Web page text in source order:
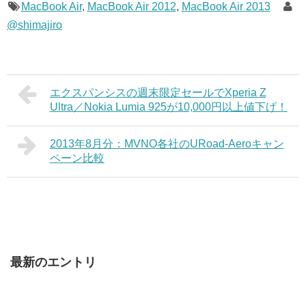
MacBook Air, MacBook Air 2012, MacBook Air 2013
@shimajiro
エクスパンシスの週末限定セールでXperia Z
Ultra／Nokia Lumia 925が10,000円以上値下げ！
2013年8月分：MVNO各社のURoad-Aeroキャン
ペーン比較
最新のエントリ